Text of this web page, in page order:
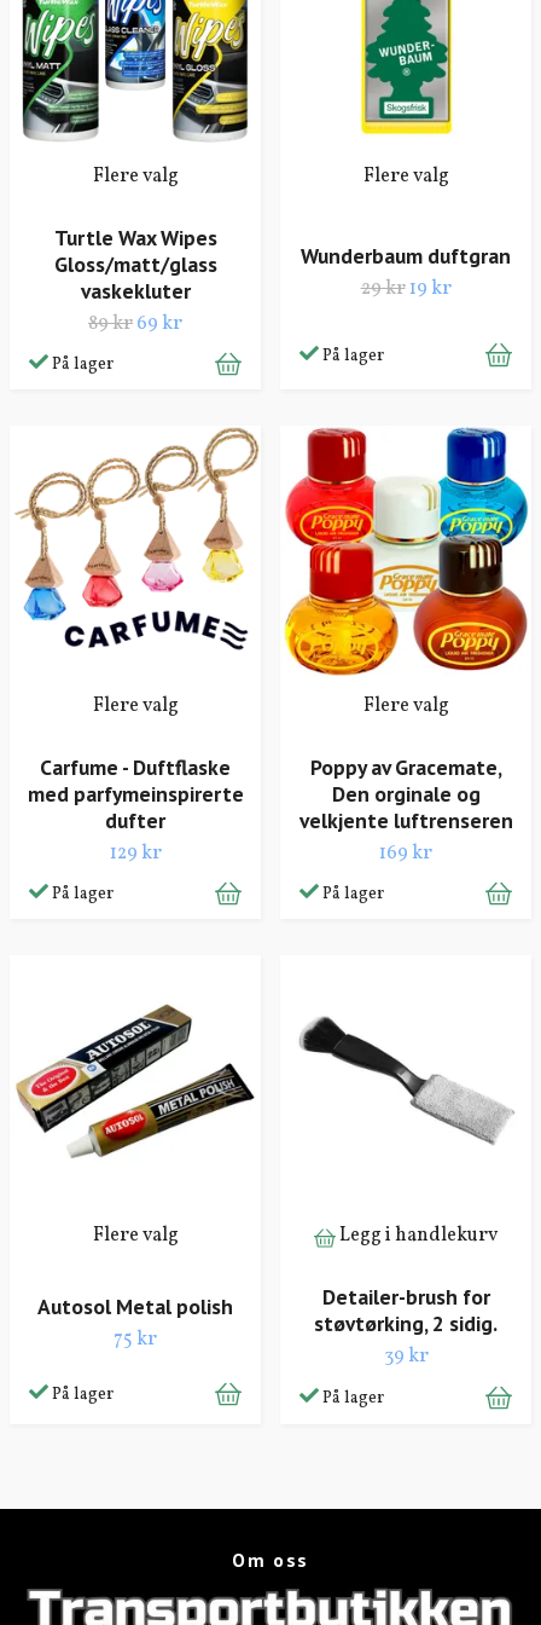
Flere valg
Turtle Wax Wipes
Gloss/matt/glass
vaskekluter
89 kr69 kr
På lager
Flere valg
Wunderbaum duftgran
29 kr 19 kr
På lager
Flere valg
Carfume - Duftflaske
med parfymeinspirerte
dufter
129 kr
På lager
Flere valg
Poppy av Gracemate,
Den orginale og
velkjente luftrenseren
169 kr
På lager
Flere valg
Autosol Metal polish
75 kr
På lager
Legg i handlekurv
Detailer-brush for
støvtørking, 2 sidig.
39 kr
På lager
Om oss